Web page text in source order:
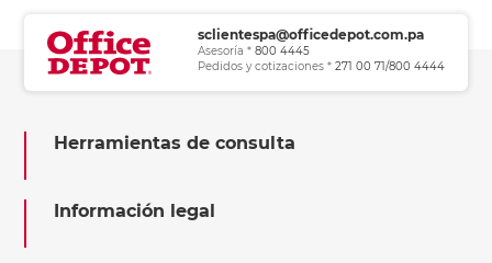
sclientespa@officedepot.com.pa
Asesoría * 800 4445
Pedidos y cotizaciones * 271 00 71/800 4444
Herramientas de consulta
Información legal